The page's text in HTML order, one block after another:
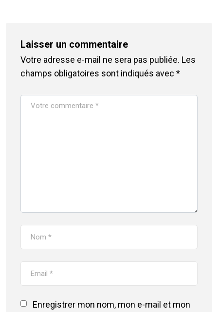
Laisser un commentaire
Votre adresse e-mail ne sera pas publiée. Les
champs obligatoires sont indiqués avec *
Enregistrer mon nom, mon e-mail et mon